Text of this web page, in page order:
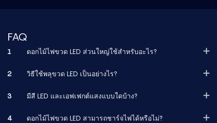
FAQ
1 ดอกไม้ไฟขวด LED ส่วนใหญ่ใช้สำหรับอะไร?
2 วิธีใช้พลุขวด LED เป็นอย่างไร?
3 มีสี LED และเอฟเฟกต์แสงแบบใดบ้าง?
4 ดอกไม้ไฟขวด LED สามารถชาร์จไฟได้หรือไม่?